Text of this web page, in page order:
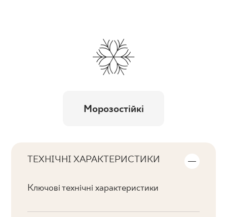
Морозостійкі
ТЕХНІЧНІ ХАРАКТЕРИСТИКИ
Ключові технічні характеристики